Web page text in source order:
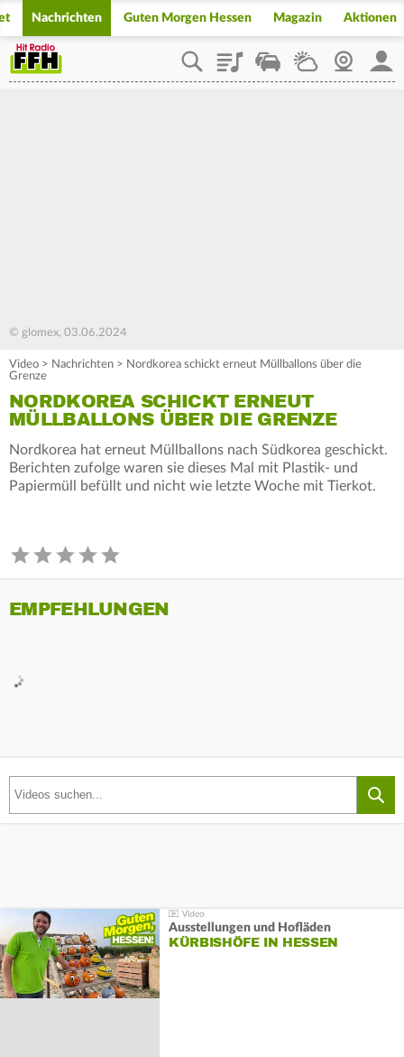
Nachrichten Guten Morgen Hessen Magazin Aktionen
PlaylistStaupilotWetterWebcam
© glomex, 03.06.2024
Video > Nachrichten > Nordkorea schickt erneut Müllballons über die
Grenze
NORDKOREA SCHICKT ERNEUT
MÜLLBALLONS ÜBER DIE GRENZE
Nordkorea hat erneut Müllballons nach Südkorea geschickt.
Berichten zufolge waren sie dieses Mal mit Plastik- und
Papiermüll befüllt und nicht wie letzte Woche mit Tierkot.
EMPFEHLUNGEN
Ausstellungen und Hofläden
KÜRBISHÖFE IN HESSEN